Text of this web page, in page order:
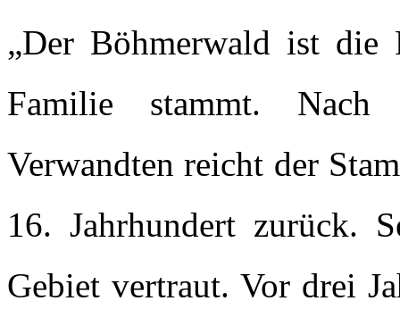
„Der Böhmerwald ist die
Familie stammt. Nach
Verwandten reicht der
16. Jahrhundert zurück.
Gebiet vertraut. Vor drei